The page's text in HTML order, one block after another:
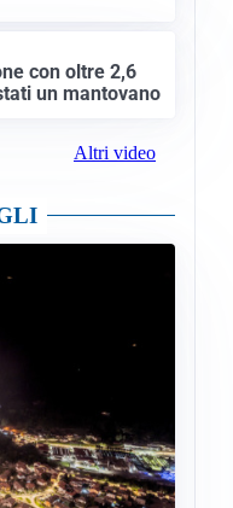
con oltre 2,6
un mantovano
Altri video